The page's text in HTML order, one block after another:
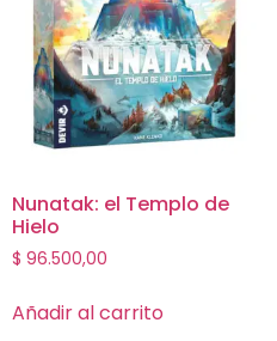
Nunatak: el Templo de
Hielo
$ 96.500,00
Añadir al carrito